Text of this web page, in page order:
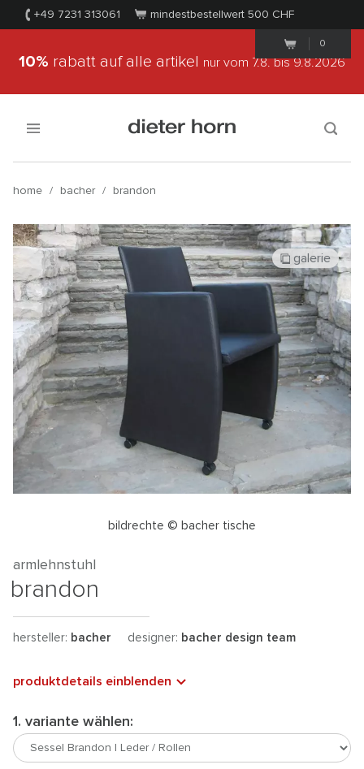
+49 7231 313061 mindestbestellwert 500 CHF
0
10% rabatt auf alle artikel nur vom 7.8.bis 9.8.2026
home / bacher / brandon
bildrechte © bacher tische
galerie
armlehnstuhl
brandon
hersteller: bacher designer: bacher design team
produktdetails einblenden
1. variante wählen: